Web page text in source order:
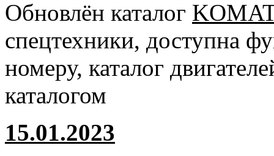
Обновлён каталог
спецтехники, доступна
номеру, каталог
каталогом
15.01.2023